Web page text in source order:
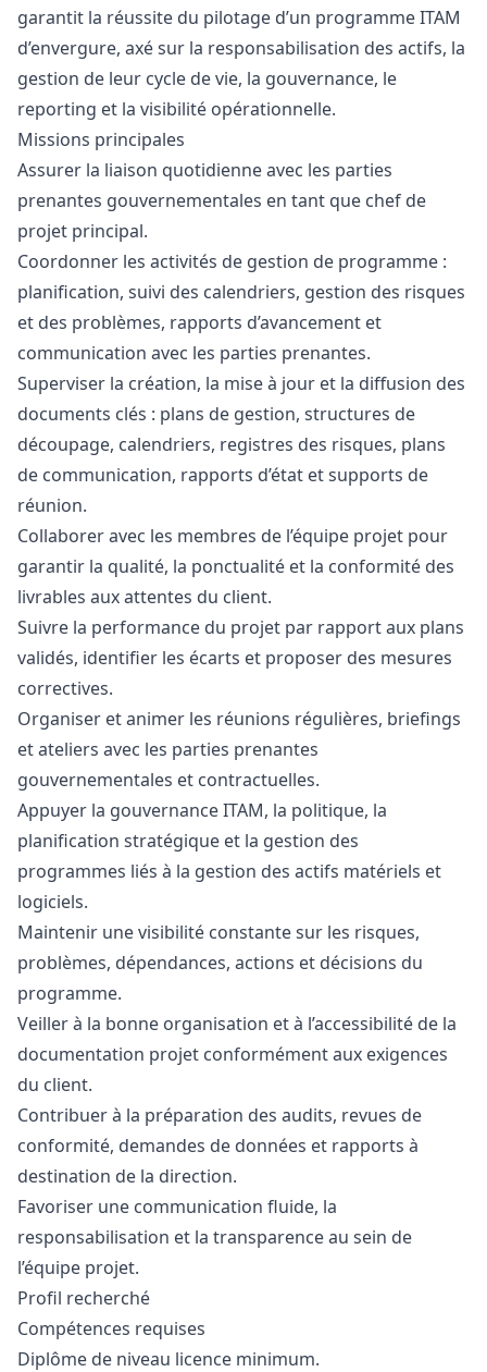
garantit la réussite du pilotage d’un programme ITAM
d’envergure, axé sur la responsabilisation des actifs, la
gestion de leur cycle de vie, la gouvernance, le
reporting et la visibilité opérationnelle.
Missions principales
Assurer la liaison quotidienne avec les parties
prenantes gouvernementales en tant que chef de
projet principal.
Coordonner les activités de gestion de programme :
planification, suivi des calendriers, gestion des risques
et des problèmes, rapports d’avancement et
communication avec les parties prenantes.
Superviser la création, la mise à jour et la diffusion des
documents clés : plans de gestion, structures de
découpage, calendriers, registres des risques, plans
de communication, rapports d’état et supports de
réunion.
Collaborer avec les membres de l’équipe projet pour
garantir la qualité, la ponctualité et la conformité des
livrables aux attentes du client.
Suivre la performance du projet par rapport aux plans
validés, identifier les écarts et proposer des mesures
correctives.
Organiser et animer les réunions régulières, briefings
et ateliers avec les parties prenantes
gouvernementales et contractuelles.
Appuyer la gouvernance ITAM, la politique, la
planification stratégique et la gestion des
programmes liés à la gestion des actifs matériels et
logiciels.
Maintenir une visibilité constante sur les risques,
problèmes, dépendances, actions et décisions du
programme.
Veiller à la bonne organisation et à l’accessibilité de la
documentation projet conformément aux exigences
du client.
Contribuer à la préparation des audits, revues de
conformité, demandes de données et rapports à
destination de la direction.
Favoriser une communication fluide, la
responsabilisation et la transparence au sein de
l’équipe projet.
Profil recherché
Compétences requises
Diplôme de niveau licence minimum.